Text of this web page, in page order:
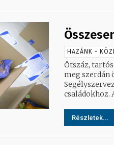
HAZÁNK -
Ötszáz,
meg szerdán
Részletek...